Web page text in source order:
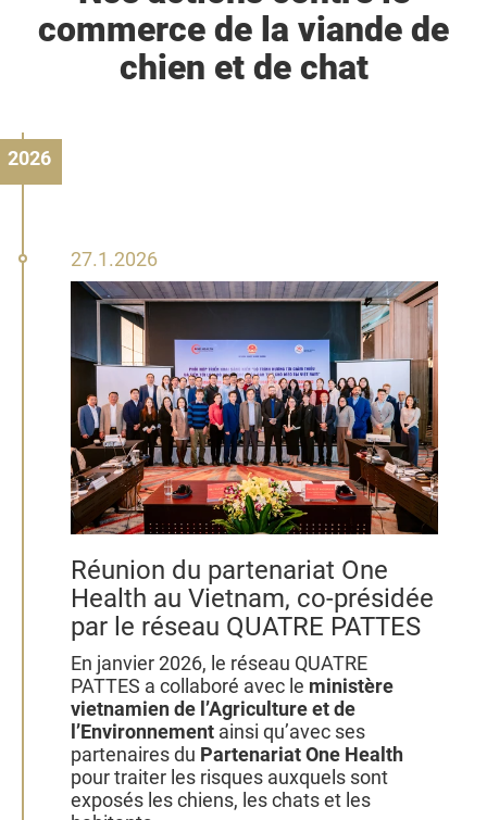
commerce de la viande de
chien et de chat
2026
27
janvier
2026
27.1.2026
Réunion du partenariat One
Health au Vietnam, co-présidée
par le réseau QUATRE PATTES
En janvier 2026, le réseau QUATRE
PATTES a collaboré avec le ministère
vietnamien de l’Agriculture et de
l’Environnement ainsi qu’avec ses
partenaires du Partenariat One Health
pour traiter les risques auxquels sont
exposés les chiens, les chats et les